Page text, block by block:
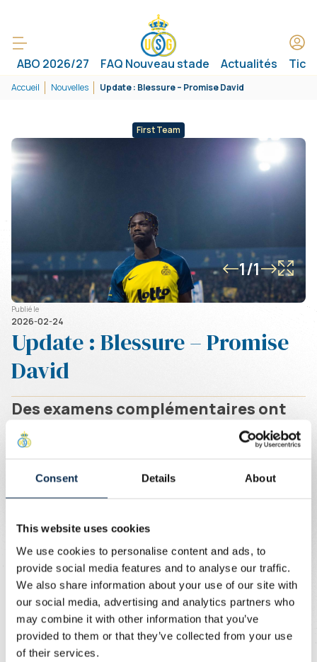
Consent Details About
This website uses cookies
We use cookies to personalise content and ads, to
provide social media features and to analyse our traffic.
We also share information about your use of our site with
our social media, advertising and analytics partners who
may combine it with other information that you’ve
provided to them or that they’ve collected from your use
of their services.
ABO 2026/27 FAQ Nouveau stade Actualités
Accueil Nouvelles Update : Blessure – Promise David
First Team
1/1
Publié le
2026-02-24
Update : Blessure – Promise
David
Des examens complémentaires ont
révélé que notre attaquant Promise
musculaire à la hanche. Il sera
indisponible pendant un certain
temps. En concertation avec le club,
le joueur et son entourage, une
décision sera prise concernant le
traitement à suivre.
Écrit par
Union Content Team
Nous souhaitons à Tobi un prompt et complet